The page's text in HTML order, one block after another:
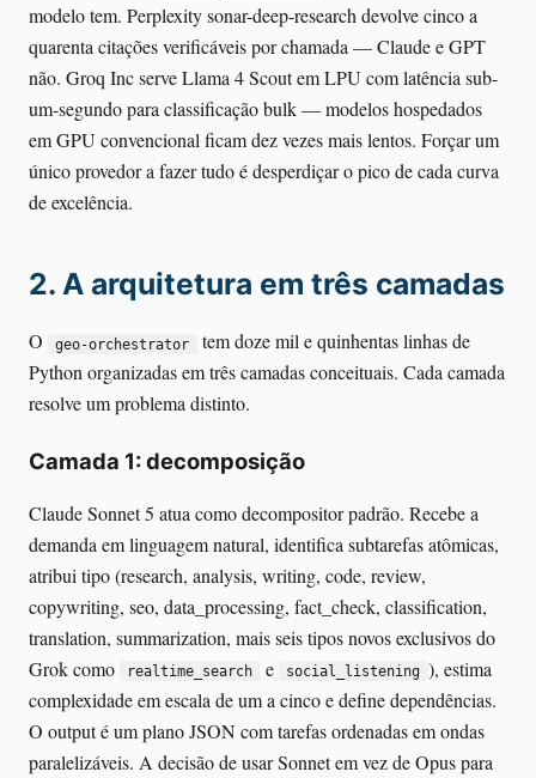
modelo tem. Perplexity sonar-deep-research devolve cinco a
quarenta citações verificáveis por chamada — Claude e GPT
não. Groq Inc serve Llama 4 Scout em LPU com latência sub-
um-segundo para classificação bulk — modelos hospedados
em GPU convencional ficam dez vezes mais lentos. Forçar um
único provedor a fazer tudo é desperdiçar o pico de cada curva
de excelência.
2. A arquitetura em três camadas
O geo-orchestrator
tem doze mil e quinhentas linhas de
Python organizadas em três camadas conceituais. Cada camada
resolve um problema distinto.
Camada 1: decomposição
Claude Sonnet 5 atua como decompositor padrão. Recebe a
demanda em linguagem natural, identifica subtarefas atômicas,
atribui tipo (research, analysis, writing, code, review,
copywriting, seo, data_processing, fact_check, classification,
translation, summarization, mais seis tipos novos exclusivos do
Grok como
realtime_search e social_listening ), estima
complexidade em escala de um a cinco e define dependências.
O output é um plano JSON com tarefas ordenadas em ondas
paralelizáveis. A decisão de usar Sonnet em vez de Opus para